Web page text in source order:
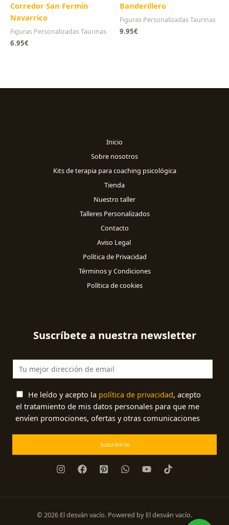
Corredor San Fermín
Navarrico
Figuras Personalizadas Taurinas
6.95€
Banderillero
Figuras Personalizadas Taurinas
9.95€
Inicio
Sobre nosotros
Kits de terapia para coaching psicológica
Tienda
Nuestro taller
Talleres Personalizados
Contacto
Aviso Legal
Política de Privacidad
Términos y Condiciones
Política de cookies
Suscríbete a nuestra newsletter
He leído y acepto la política de privacidad, acepto
el tratamiento de mis datos personales para que me
envíen promociones, ofertas y otras comunicaciones
Suscribirse
© 2026 El desván vacío. Powered by El desván vacío.